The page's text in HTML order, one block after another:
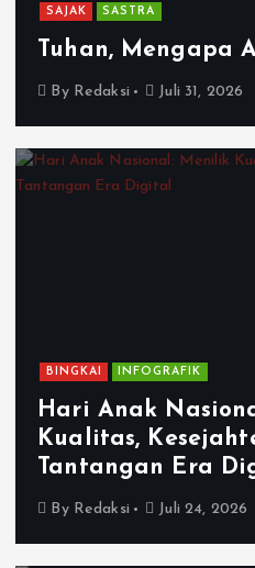
SAJAK SASTRA
Tuhan, Mengapa
By Redaksi Juli 31, 2026
BINGKAI INFOGRAFIK
Hari Anak
Kualitas,
Tantangan Era
By Redaksi Juli 24, 2026